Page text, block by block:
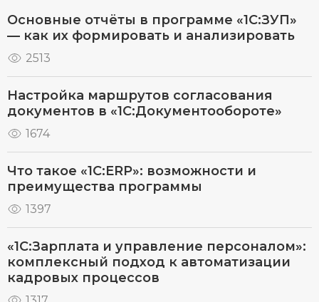
Основные отчёты в программе «1С:ЗУП»
— как их формировать и анализировать
2513
Настройка маршрутов согласования
документов в «1С:Документообороте»
1674
Что такое «1С:ERP»: возможности и
преимущества программы
1397
«1С:Зарплата и управление персоналом»:
комплексный подход к автоматизации
кадровых процессов